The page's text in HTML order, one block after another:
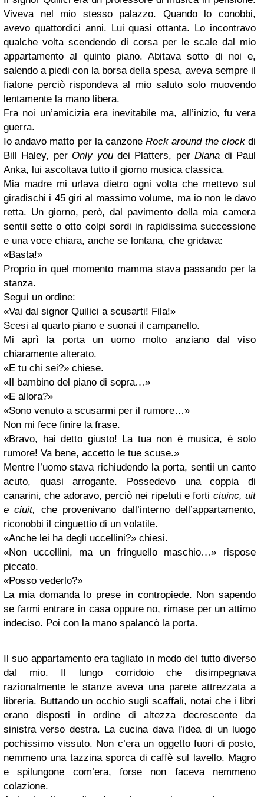
Viveva nel mio stesso palazzo. Quando lo conobbi,
avevo quattordici anni. Lui quasi ottanta. Lo incontravo
qualche volta scendendo di corsa per le scale dal mio
appartamento al quinto piano. Abitava sotto di noi e,
salendo a piedi con la borsa della spesa, aveva sempre il
fiatone perciò rispondeva al mio saluto solo muovendo
lentamente la mano libera.
Fra noi un’amicizia era inevitabile ma, all’inizio, fu vera
guerra.
Io andavo matto per la canzoneRock around the clockdi
Bill Haley, per Only youdei Platters, perDiana di Paul
Anka, lui ascoltava tutto il giorno musica classica.
Mia madre mi urlava dietro ogni volta che mettevo sul
giradischi i 45 giri al massimo volume, ma io non le davo
retta. Un giorno, però, dal pavimento della mia camera
sentii sette o otto colpi sordi in rapidissima successione
e una voce chiara, anche se lontana, che gridava:
«Basta!»
Proprio in quel momento mamma stava passando per la
stanza.
Seguì un ordine:
«Vai dal signor Quilici a scusarti! Fila!»
Scesi al quarto piano e suonai il campanello.
Mi aprì la porta un uomo molto anziano dal viso
chiaramente alterato.
«E tu chi sei?» chiese.
«Il bambino del piano di sopra…»
«E allora?»
«Sono venuto a scusarmi per il rumore…»
Non mi fece finire la frase.
«Bravo, hai detto giusto! La tua non è musica, è solo
rumore! Va bene, accetto le tue scuse.»
Mentre l’uomo stava richiudendo la porta, sentii un canto
acuto, quasi arrogante. Possedevo una coppia di
canarini, che adoravo, perciò nei ripetuti e forti ciuinc, uit
e ciuit,
che provenivano dall’interno dell’appartamento,
riconobbi il cinguettio di un volatile.
«Anche lei ha degli uccellini?» chiesi.
«Non uccellini, ma un fringuello maschio…» rispose
piccato.
«Posso vederlo?»
La mia domanda lo prese in contropiede. Non sapendo
se farmi entrare in casa oppure no, rimase per un attimo
indeciso. Poi con la mano spalancò la porta.
Il suo appartamento era tagliato in modo del tutto diverso
dal mio. Il lungo corridoio che disimpegnava
razionalmente le stanze aveva una parete attrezzata a
libreria. Buttando un occhio sugli scaffali, notai che i libri
erano disposti in ordine di altezza decrescente da
sinistra verso destra. La cucina dava l’idea di un luogo
pochissimo vissuto. Non c’era un oggetto fuori di posto,
nemmeno una tazzina sporca di caffè sul lavello. Magro
e spilungone com’era, forse non faceva nemmeno
colazione.